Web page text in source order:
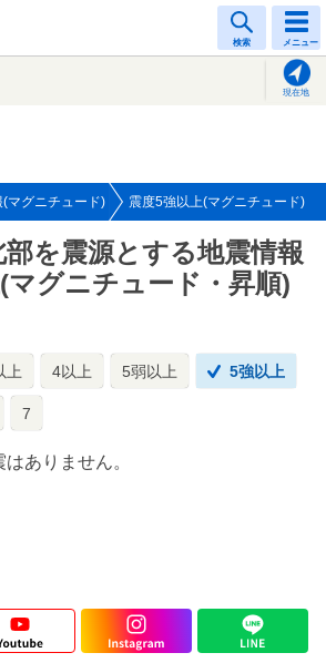
検索 メニュー
現在地
マグニチュード) 震度5強以上(マグニチュード)
を震源とする地震情報
マグニチュード・昇順)
上 4以上 5弱以上 5強以上
7
ありません。